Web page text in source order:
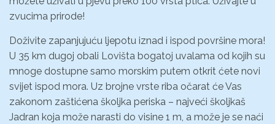
zvucima prirode!
Doživite zapanjujuću ljepotu iznad i ispod površine mora!
U 35 km dugoj obali Lovišta bogatoj uvalama od kojih su
mnoge dostupne samo morskim putem otkrit ćete novi
svijet ispod mora. Uz brojne vrste riba očarat će Vas
zakonom zaštićena školjka periska – najveći školjkaš
Jadran koja može narasti do visine 1 m, a može je se naći